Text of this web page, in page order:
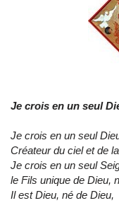
Je crois en un seul
Je crois en un seul
Créateur du ciel et de
Je crois en un seul
le Fils unique de Dieu,
Il est Dieu, né de Dieu,